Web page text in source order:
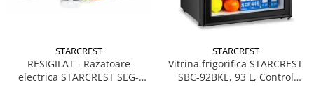
STARCREST
RESIGILAT - Razatoare
electrica STARCREST SEG-
STARCREST
Vitrina frigorifica STARCREST
SBC-92BKE, 93 L, Control